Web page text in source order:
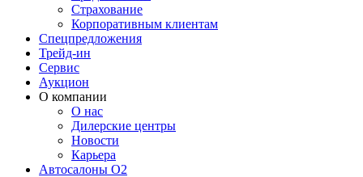
Страхование
Корпоративным клиентам
Спецпредложения
Трейд-ин
Сервис
Аукцион
О компании
О нас
Дилерские центры
Новости
Карьера
Автосалоны O2